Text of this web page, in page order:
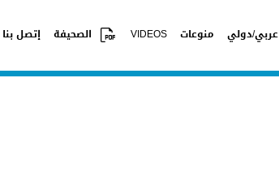
عربي/دولي منوعات VIDEOS الصحيفة إتصل بنا